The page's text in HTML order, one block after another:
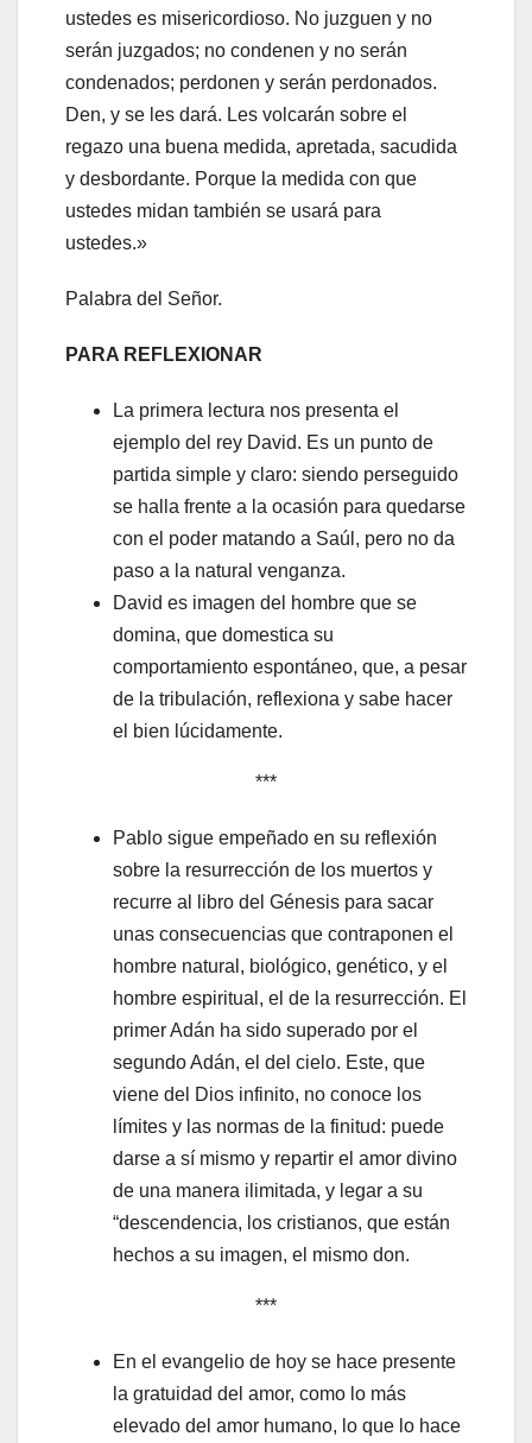
ustedes es misericordioso. No juzguen y no
serán juzgados; no condenen y no serán
condenados; perdonen y serán perdonados.
Den, y se les dará. Les volcarán sobre el
regazo una buena medida, apretada, sacudida
y desbordante. Porque la medida con que
ustedes midan también se usará para
ustedes.»
Palabra del Señor.
PARA REFLEXIONAR
La primera lectura nos presenta el
ejemplo del rey David. Es un punto de
partida simple y claro: siendo perseguido
se halla frente a la ocasión para quedarse
con el poder matando a Saúl, pero no da
paso a la natural venganza.
David es imagen del hombre que se
domina, que domestica su
comportamiento espontáneo, que, a pesar
de la tribulación, reflexiona y sabe hacer
el bien lúcidamente.
***
Pablo sigue empeñado en su reflexión
sobre la resurrección de los muertos y
recurre al libro del Génesis para sacar
unas consecuencias que contraponen el
hombre natural, biológico, genético, y el
hombre espiritual, el de la resurrección. El
primer Adán ha sido superado por el
segundo Adán, el del cielo. Este, que
viene del Dios infinito, no conoce los
límites y las normas de la finitud: puede
darse a sí mismo y repartir el amor divino
de una manera ilimitada, y legar a su
“descendencia, los cristianos, que están
hechos a su imagen, el mismo don.
***
En el evangelio de hoy se hace presente
la gratuidad del amor, como lo más
elevado del amor humano, lo que lo hace